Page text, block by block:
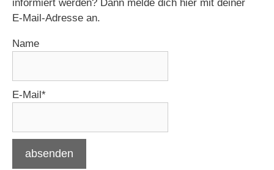
informiert werden? Dann melde dich hier mit deiner
E-Mail-Adresse an.
Name
E-Mail*